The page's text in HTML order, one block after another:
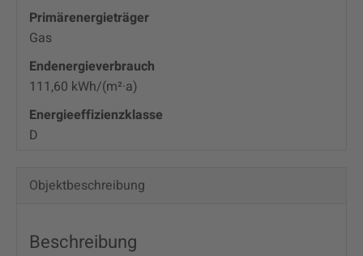
Primärenergieträger
Gas
Endenergie­verbrauch
111,60 kWh/(m²·a)
Energie­effizienz­klasse
D
Objekt­beschreibung
Beschreibung